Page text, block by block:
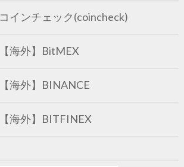
コインチェック(coincheck)
【海外】BitMEX
【海外】BINANCE
【海外】BITFINEX